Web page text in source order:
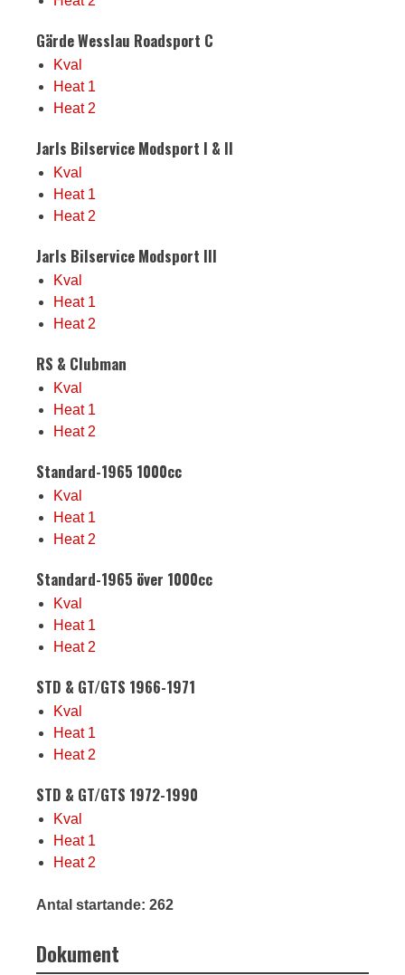
Gärde Wesslau Roadsport C
Kval
Heat 1
Heat 2
Jarls Bilservice Modsport I & II
Kval
Heat 1
Heat 2
Jarls Bilservice Modsport III
Kval
Heat 1
Heat 2
RS & Clubman
Kval
Heat 1
Heat 2
Standard-1965 1000cc
Kval
Heat 1
Heat 2
Standard-1965 över 1000cc
Kval
Heat 1
Heat 2
STD & GT/GTS 1966-1971
Kval
Heat 1
Heat 2
STD & GT/GTS 1972-1990
Kval
Heat 1
Heat 2
Antal startande: 262
Dokument